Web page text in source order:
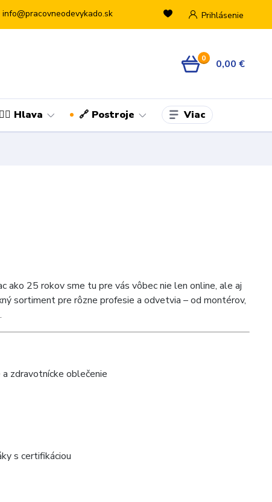
Prihlásenie
info@pracovneodevykado.sk
0 0,00 €
👷‍♂️ Hlava 🔗 Postroje Viac
ako 25 rokov sme tu pre vás vôbec nie len online, ale aj
sortiment pre rôzne profesie a odvetvia – od montérov,
zdravotnícke oblečenie
s certifikáciou